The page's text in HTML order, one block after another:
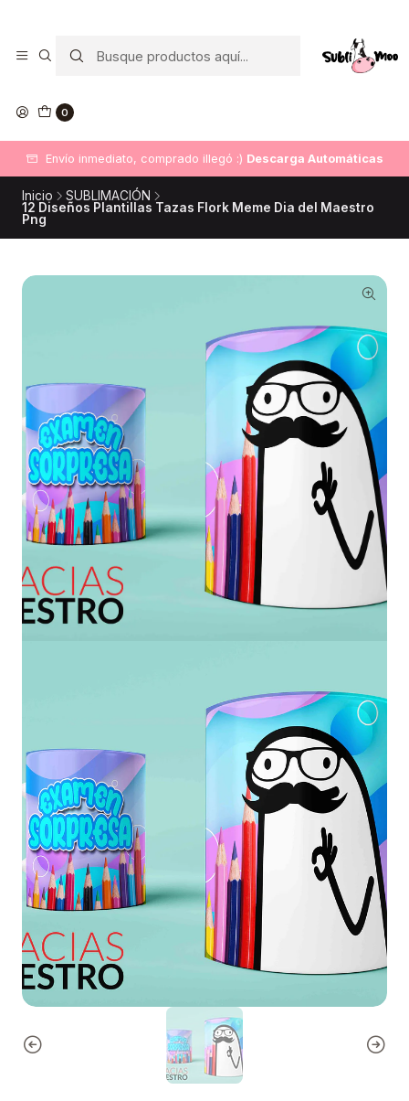
0
Envío inmediato, comprado illegó :) Descarga Automáticas
Inicio
SUBLIMACIÓN
12 Diseños Plantillas Tazas Flork Meme Dia del Maestro
Png